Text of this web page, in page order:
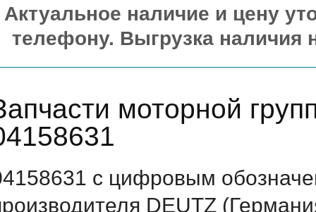
Актуальное наличие и цену
телефону. Выгрузка наличия
моторной
с цифровым
DEUTZ